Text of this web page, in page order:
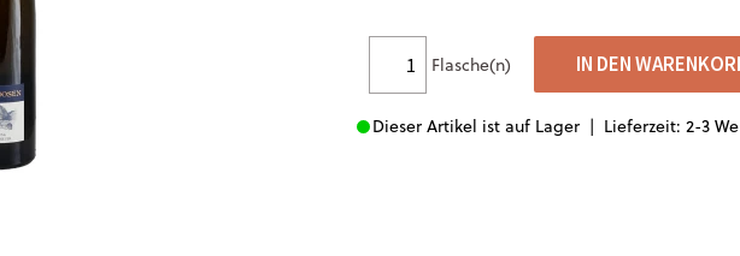
Flasche(n) IN DEN
Lieferzeit: 2-3
Dieser Artikel ist auf Lager |